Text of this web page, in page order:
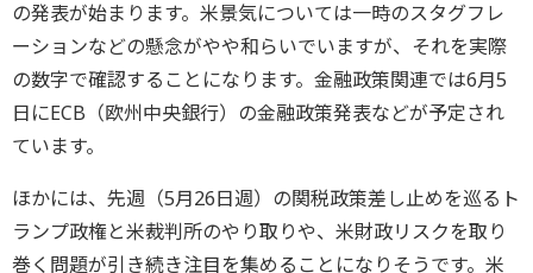
の発表が始まります。米景気については一時のスタグフレ
ーションなどの懸念がやや和らいでいますが、それを実際
の数字で確認することになります。金融政策関連では6月5
日にECB（欧州中央銀行）の金融政策発表などが予定され
ています。
ほかには、先週（5月26日週）の関税政策差し止めを巡るト
ランプ政権と米裁判所のやり取りや、米財政リスクを取り
巻く問題が引き続き注目を集めることになりそうです。米